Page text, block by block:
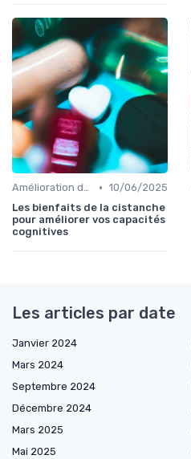
Amélioration de l'humeur • 10/06/2025
Les bienfaits de la cistanche
pour améliorer vos capacités
cognitives
Les articles par date
Janvier 2024
Mars 2024
Septembre 2024
Décembre 2024
Mars 2025
Mai 2025